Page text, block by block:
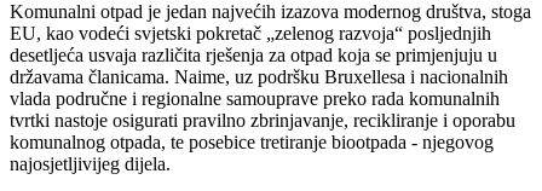
Komunalni otpad je jedan najvećih izazova modernog društva, stoga
EU, kao vodeći svjetski pokretač „zelenog razvoja“ posljednjih
desetljeća usvaja različita rješenja za otpad koja se primjenjuju u
državama članicama. Naime, uz podršku Bruxellesa i nacionalnih
vlada područne i regionalne samouprave preko rada komunalnih
tvrtki nastoje osigurati pravilno zbrinjavanje, recikliranje i oporabu
komunalnog otpada, te posebice tretiranje biootpada - njegovog
najosjetljivijeg dijela.